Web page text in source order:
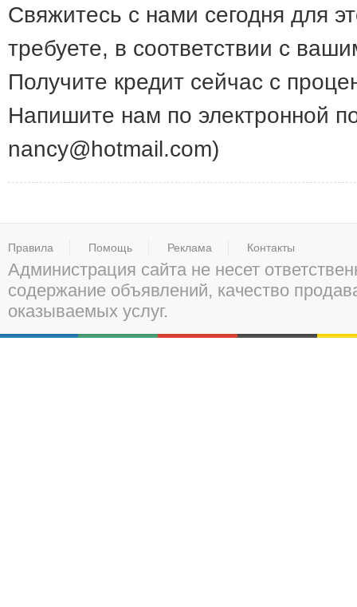
Свяжитесь с нами сегодня для
требуете, в соответствии с
Получите кредит сейчас с
Напишите нам по электронной
nancy@hotmail.com)
Правила Помощь Реклама Контакты
Администрация сайта не несет
содержание объявлений, качество
оказываемых услуг.